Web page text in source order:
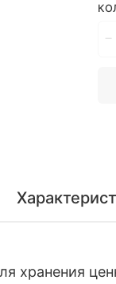
хранения